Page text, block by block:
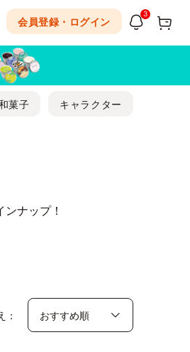
会員登録・ログイン
3
菓子 キャラクター
ナップ！
：